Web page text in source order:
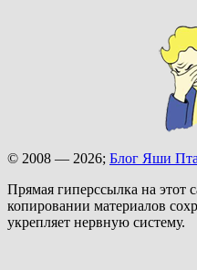
© 2008 — 2026; Блог Яши
Прямая гиперссылка на этот
копировании материалов
укрепляет нервную систему.